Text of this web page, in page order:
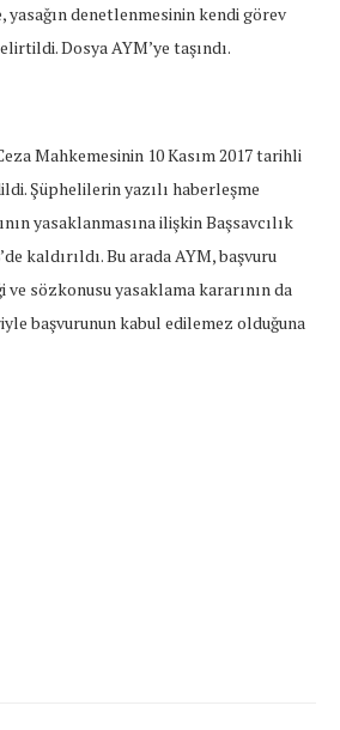
denetlenmesinin kendi görev
Dosya AYM’ye taşındı.
Mahkemesinin 10 Kasım 2017 tarihli
Şüphelilerin yazılı haberleşme
yasaklanmasına ilişkin Başsavcılık
kaldırıldı. Bu arada AYM, başvuru
sözkonusu yasaklama kararının da
başvurunun kabul edilemez olduğuna